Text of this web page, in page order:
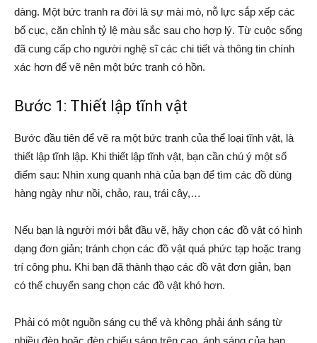
dàng. Một bức tranh ra đời là sự mài mò, nỗ lực sắp xếp các
bố cục, căn chỉnh tỷ lệ màu sắc sau cho hợp lý. Từ cuộc sống
đã cung cấp cho người nghệ sĩ các chi tiết và thông tin chính
xác hơn để vẽ nên một bức tranh có hồn.
Bước 1: Thiết lập tĩnh vật
Bước đầu tiên để vẽ ra một bức tranh của thể loại tĩnh vật, là
thiết lập tĩnh lập. Khi thiết lập tĩnh vật, bạn cần chú ý một số
điểm sau: Nhìn xung quanh nhà của bạn để tìm các đồ dùng
hàng ngày như nồi, chảo, rau, trái cây,…
Nếu bạn là người mới bắt đầu vẽ, hãy chọn các đồ vật có hình
dạng đơn giản; tránh chọn các đồ vật quá phức tạp hoặc trang
trí công phu. Khi bạn đã thành thạo các đồ vật đơn giản, bạn
có thể chuyển sang chọn các đồ vật khó hơn.
Phải có một nguồn sáng cụ thể và không phải ánh sáng từ
nhiều đèn hoặc đèn chiếu sáng trên cao, ánh sáng của bạn